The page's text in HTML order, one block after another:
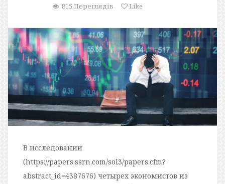
815 Переглядів
Like
В исследовании
(https://papers.ssrn.com/sol3/papers.cfm?
abstract_id=4387676) четырех экономистов из